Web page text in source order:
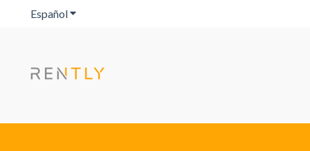
EspañolTraducciones de Mostrar submenú de